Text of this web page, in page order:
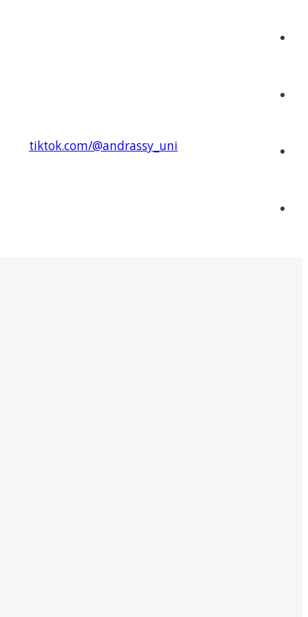
tiktok.com/@andrassy_uni